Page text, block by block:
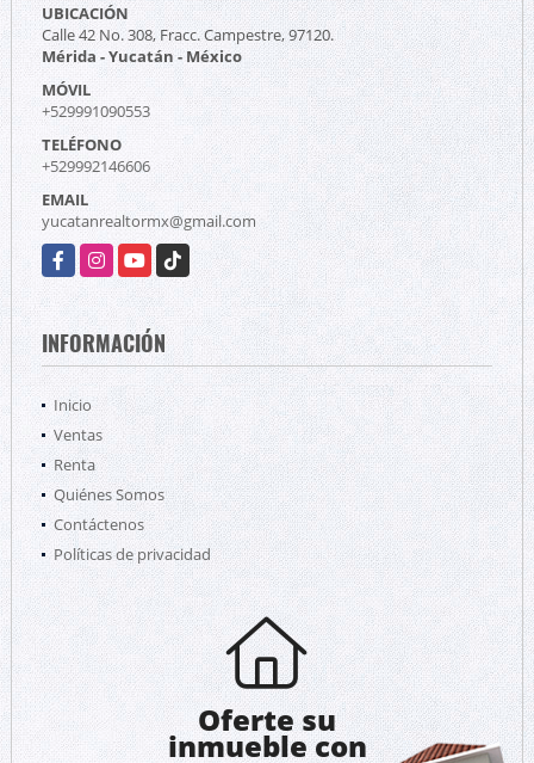
UBICACIÓN
Calle 42 No. 308, Fracc. Campestre, 97120.
Mérida - Yucatán - México
MÓVIL
+529991090553
TELÉFONO
+529992146606
EMAIL
yucatanrealtormx@gmail.com
FacebookInstagramYouTubeTikTok
INFORMACIÓN
Inicio
Ventas
Renta
Quiénes Somos
Contáctenos
Políticas de privacidad
Oferte su
inmueble con